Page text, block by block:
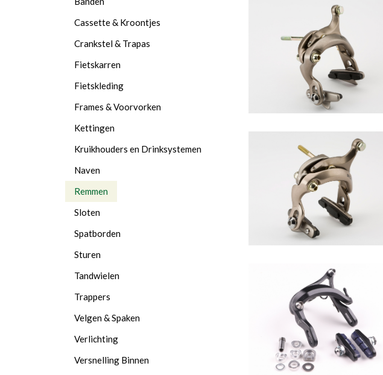
Cassette & Kroontjes
Crankstel & Trapas
Fietskarren
Fietskleding
Frames & Voorvorken
Kettingen
Kruikhouders en Drinksystemen
Naven
Remmen
Sloten
Spatborden
Sturen
Tandwielen
Trappers
Velgen & Spaken
Verlichting
Versnelling Binnen